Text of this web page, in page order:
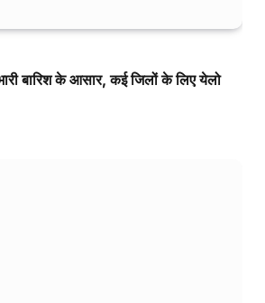
बारिश के आसार, कई जिलों के लिए येलो